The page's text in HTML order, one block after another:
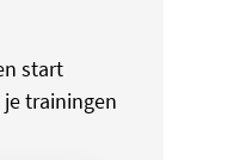
start
trainingen